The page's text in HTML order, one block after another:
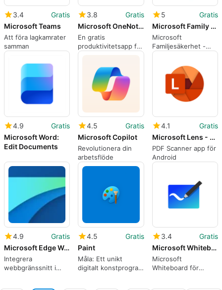
3.4
Gratis
Microsoft Teams
Att föra lagkamrater
samman
3.8
Gratis
Microsoft OneNote: Save Ideas and Organize Notes
En gratis
produktivitetsapp för
Android
5
Gratis
Microsoft Family Safety
Microsoft
Familjesäkerhet -
Hur du skyddar dina
onlinebeteende
4.9
Gratis
Microsoft Word:
Edit Documents
4.5
Gratis
Microsoft Copilot
Revolutionera din
arbetsflöde
4.1
Gratis
Microsoft Lens - PDF Scanner
PDF Scanner app för
Android
4.9
Gratis
Microsoft Edge WebView2
Integrera
webbgränssnitt i
4.5
Gratis
Paint
Måla: Ett unikt
digitalt konstprogram
3.4
Gratis
Microsoft Whiteboard
Microsoft
Whiteboard för